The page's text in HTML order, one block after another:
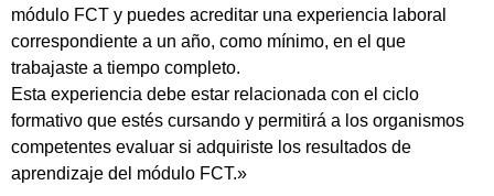
módulo FCT y puedes acreditar una experiencia laboral
correspondiente a un año, como mínimo, en el que
trabajaste a tiempo completo.
Esta experiencia debe estar relacionada con el ciclo
formativo que estés cursando y permitirá a los organismos
competentes evaluar si adquiriste los resultados de
aprendizaje del módulo FCT.»